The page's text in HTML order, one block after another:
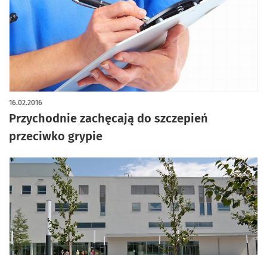
Przychodnie zachęcają do szczepień
przeciwko grypie
16.02.2016